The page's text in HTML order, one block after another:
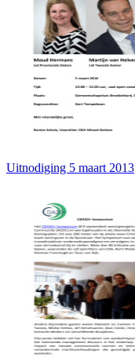
Uitnodiging 5 maart 2013